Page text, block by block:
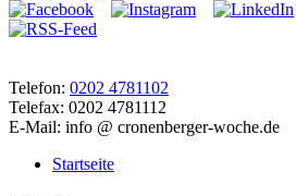
Telefon: 0202 4781102
Telefax: 0202 4781112
E-Mail: info @ cronenberger-woche.de
Startseite